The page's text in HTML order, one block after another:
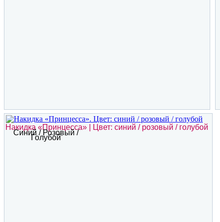
Накидка «Принцесса» | Цвет: синий / розовый / голубой
Синий / Розовый /
Голубой